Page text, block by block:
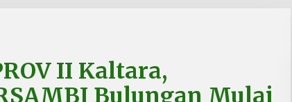
II Kaltara,
Bulungan Mulai